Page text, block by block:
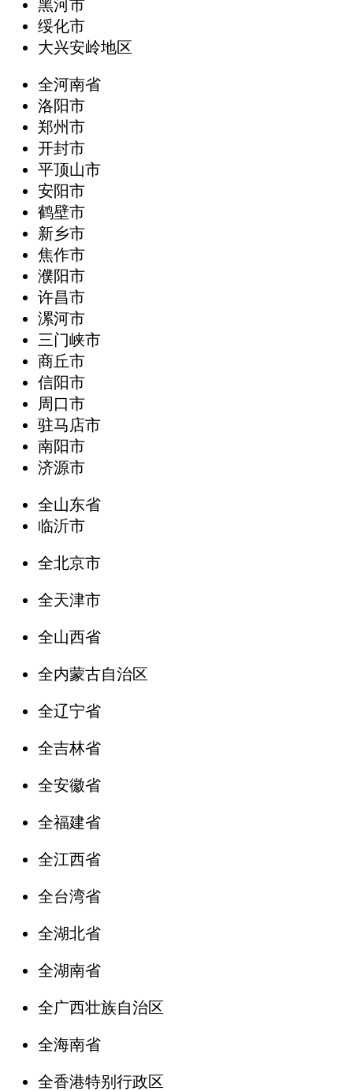
黑河市
绥化市
大兴安岭地区
全河南省
洛阳市
郑州市
开封市
平顶山市
安阳市
鹤壁市
新乡市
焦作市
濮阳市
许昌市
漯河市
三门峡市
商丘市
信阳市
周口市
驻马店市
南阳市
济源市
全山东省
临沂市
全北京市
全天津市
全山西省
全内蒙古自治区
全辽宁省
全吉林省
全安徽省
全福建省
全江西省
全台湾省
全湖北省
全湖南省
全广西壮族自治区
全海南省
全香港特别行政区